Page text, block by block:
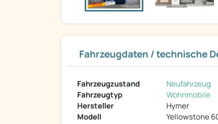
Fahrzeugdaten / technische
Fahrzeugzustand
Neufahrzeug
Fahrzeugtyp
Wohnmobile
Hersteller
Hymer
Modell
Yellowstone